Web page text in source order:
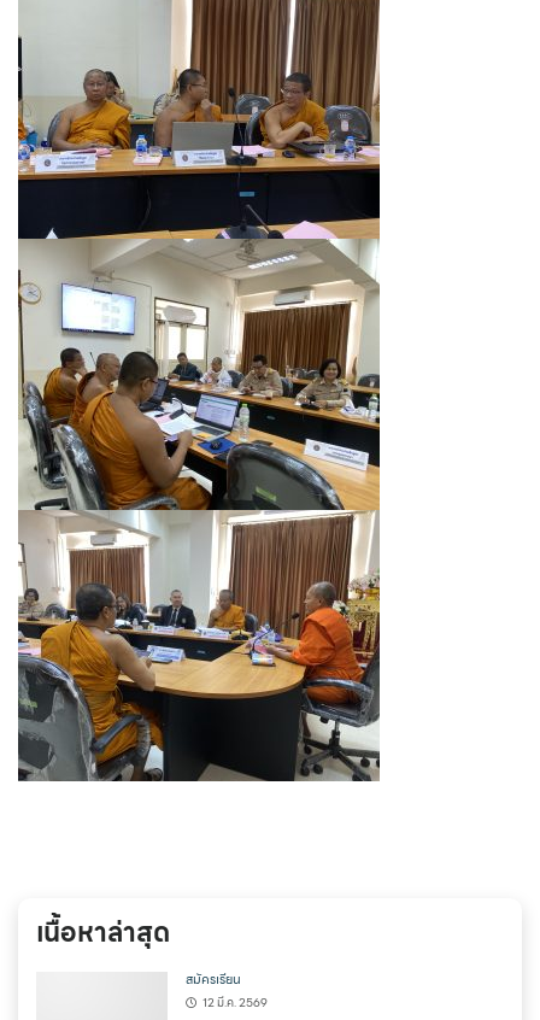
เนื้อหาล่าสุด
สมัครเรียน
12 มี.ค. 2569